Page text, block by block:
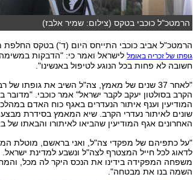
הרמטכ"ל כוכבי בטקס (צילום: שמיר אלבז)
הרמטכ"ל אביב כוכבי התייחס היום (ד') בטקס החלפת
גופתו של זכריה באומללישראל ואמר כי: "הדבקות
חשובה לא פחות בכל הנוגע לטיפול באנשינו".
"לאחר 37 שנים של מאמץ, צה"ל השיב את גופתו
הקרב בסולטון יעקב לקבר ישראל" אמר כוכבי.
המודיעין וענף איתור הנעדרים באגף כוח האדם
שונים לאיתור נעדרי הקרב. שיא המאמץ בסידרת
האחרונים אגף המודיעין שהביאו לאיתורו והבאתו של
"על כתפיהם של מפקדי צה"ל, ואני בראשם, מוטלת
לדאוג לכל חייל המצטרף לצה"ל ונשבע למדינת ישראל.
משפחה המפקידה בידינו את הנכס היקר לה מכל,
השמה בנו את מבטחה".